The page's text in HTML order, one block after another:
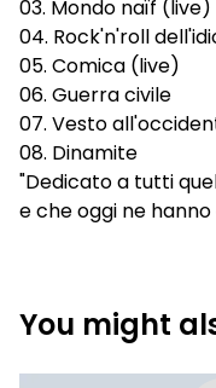
03. Mondo naïf (live)
04. Rock'n'roll
05. Comica (live)
06. Guerra civile
07. Vesto
08. Dinamite
"Dedicato a tutti
e che oggi ne
You might